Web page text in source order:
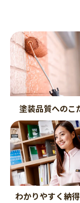
塗装品質へのこ
わかりやすく納